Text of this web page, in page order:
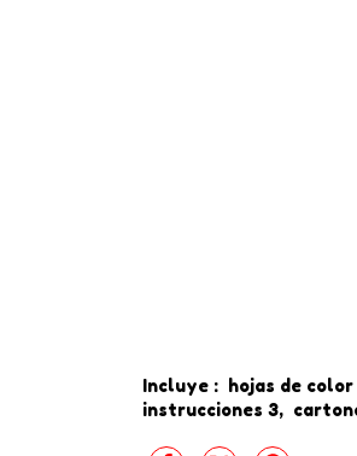
Incluye : hojas de
instrucciones 3,